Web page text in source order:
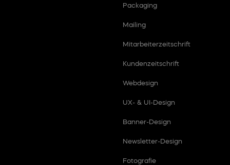
Packaging
Mailing
Mitarbeiterzeitschrift
Kundenzeitschrift
Webdesign
UX- & UI-Design
Banner-Design
Newsletter-Design
Fotografie